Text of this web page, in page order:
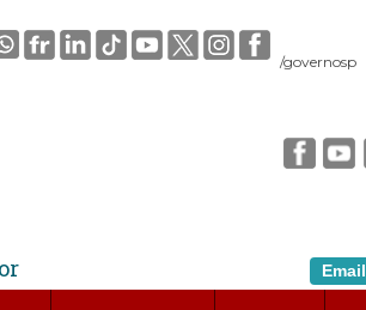
/governosp
Email